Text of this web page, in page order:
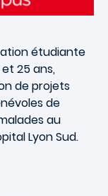
étudiante
25 ans,
de projets
de
au
Lyon Sud.